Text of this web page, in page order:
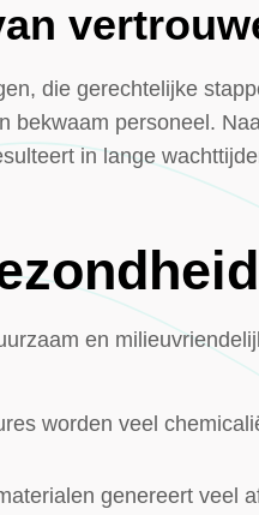
die gerechtelijke
bekwaam personeel.
in lange
en
worden veel
genereert veel